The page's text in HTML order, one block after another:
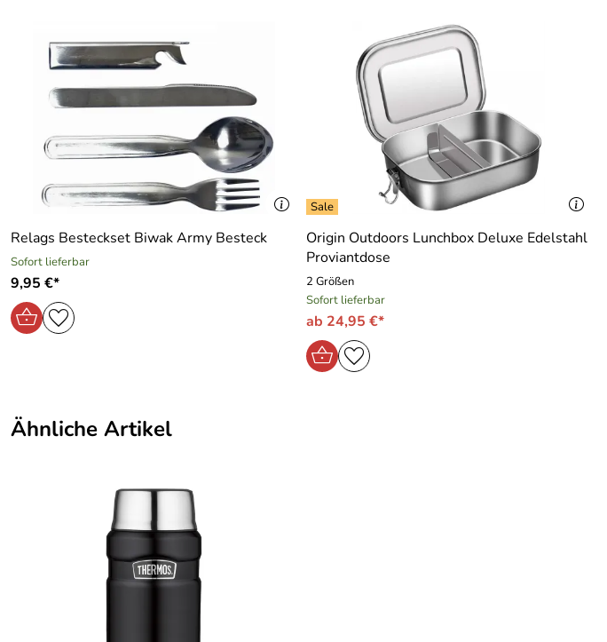
Relags Besteckset Biwak Army Besteck
Sofort lieferbar
9,95 €*
Origin Outdoors Lunchbox Deluxe Edelstahl
Proviantdose
2 Größen
Sofort lieferbar
ab 24,95 €*
Ähnliche Artikel